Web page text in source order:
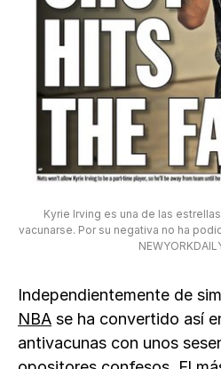
Kyrie Irving es una de las
vacunarse. Por su negativa no ha
Independientemente de
NBA se ha convertido así
antivacunas con unos